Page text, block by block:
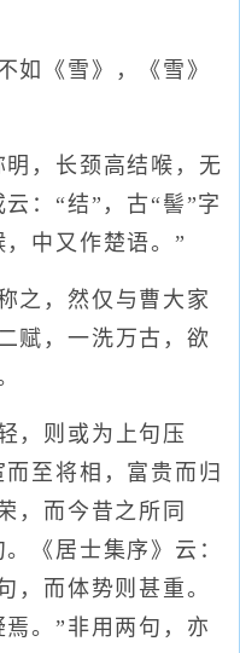
《雪》，《雪》
，长颈高结喉，无
：“结”，古“髻”字
中又作楚语。”
，然仅与曹大家
赋，一洗万古，欲
则或为上句压
至将相，富贵而归
，而今昔之所同
《居士集序》云：
，而体势则甚重。
焉。”非用两句，亦